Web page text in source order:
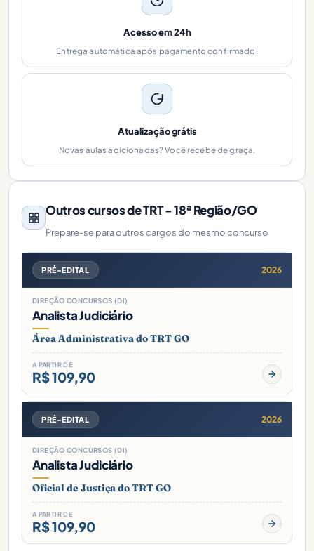
Acesso em 24h
Entrega automática após pagamento confirmado.
Atualização grátis
Novas aulas adicionadas? Você recebe de graça.
Outros cursos de TRT - 18ª Região/GO
Prepare-se para outros cargos do mesmo concurso
PRÉ-EDITAL 2026
DIREÇÃO CONCURSOS (DI)
Analista Judiciário
Área Administrativa do TRT GO
A PARTIR DE
R$ 109,90
PRÉ-EDITAL 2026
DIREÇÃO CONCURSOS (DI)
Analista Judiciário
Oficial de Justiça do TRT GO
A PARTIR DE
R$ 109,90